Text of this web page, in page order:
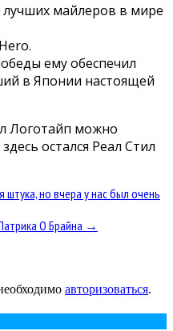
лучших майлеров в мире
ему обеспечил
в Японии настоящей
Логотайп можно
остался Реал Стил
штука, но вчера у нас был очень
О Брайна →
авторизоваться.